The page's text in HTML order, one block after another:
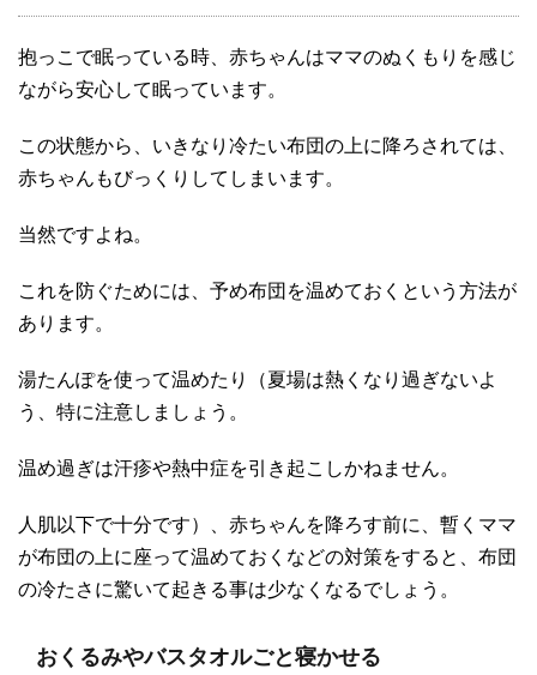
抱っこで眠っている時、赤ちゃんはママのぬくもりを感じ
ながら安心して眠っています。
この状態から、いきなり冷たい布団の上に降ろされては、
赤ちゃんもびっくりしてしまいます。
当然ですよね。
これを防ぐためには、予め布団を温めておくという方法が
あります。
湯たんぽを使って温めたり（夏場は熱くなり過ぎないよ
う、特に注意しましょう。
温め過ぎは汗疹や熱中症を引き起こしかねません。
人肌以下で十分です）、赤ちゃんを降ろす前に、暫くママ
が布団の上に座って温めておくなどの対策をすると、布団
の冷たさに驚いて起きる事は少なくなるでしょう。
おくるみやバスタオルごと寝かせる